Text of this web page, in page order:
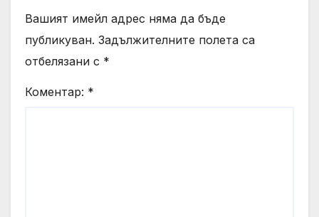
Вашият имейл адрес няма да бъде
публикуван. Задължителните полета са
отбелязани с *
Коментар: *